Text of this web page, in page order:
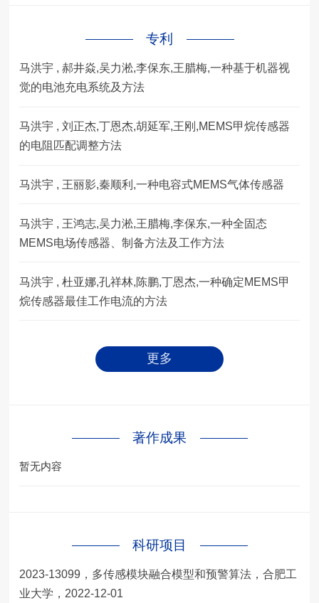
专利
马洪宇 , 郝井焱,吴力淞,李保东,王腊梅,一种基于机器视
觉的电池充电系统及方法
马洪宇 , 刘正杰,丁恩杰,胡延军,王刚,MEMS甲烷传感器
的电阻匹配调整方法
马洪宇 , 王丽影,秦顺利,一种电容式MEMS气体传感器
马洪宇 , 王鸿志,吴力淞,王腊梅,李保东,一种全固态
MEMS电场传感器、制备方法及工作方法
马洪宇 , 杜亚娜,孔祥林,陈鹏,丁恩杰,一种确定MEMS甲
烷传感器最佳工作电流的方法
更多
著作成果
暂无内容
科研项目
2023-13099，多传感模块融合模型和预警算法，合肥工
业大学，2022-12-01